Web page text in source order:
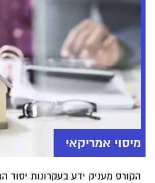
מיסוי אמריקאי
הקורס מעניק ידע בעקרונות יסוד